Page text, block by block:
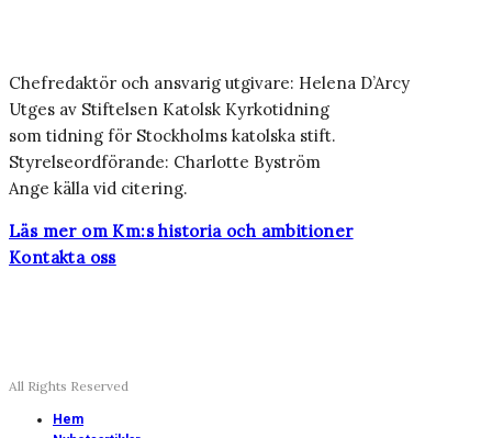
Chefredaktör och ansvarig utgivare: Helena D’Arcy
Utges av Stiftelsen Katolsk Kyrkotidning
som tidning för Stockholms katolska stift.
Styrelseordförande: Charlotte Byström
Ange källa vid citering.
Läs mer om Km:s historia och ambitioner
Kontakta oss
All Rights Reserved
Hem